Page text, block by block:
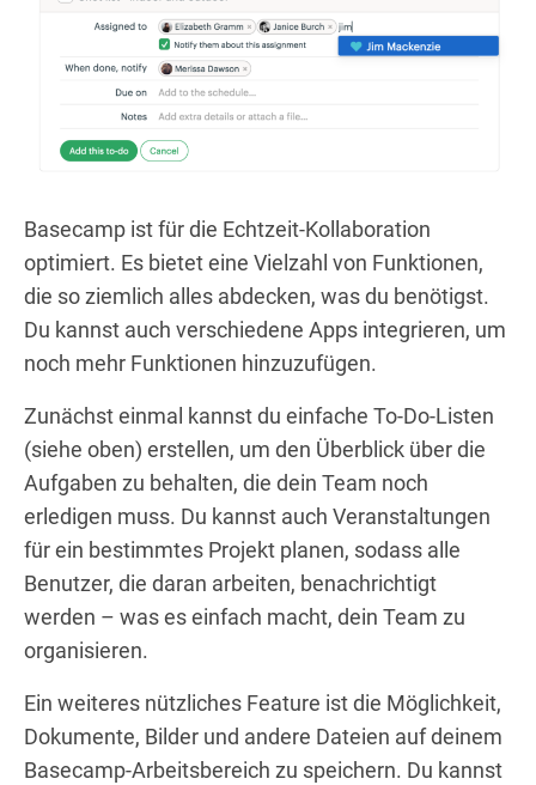
Basecamp ist für die Echtzeit-Kollaboration
optimiert. Es bietet eine Vielzahl von Funktionen,
die so ziemlich alles abdecken, was du benötigst.
Du kannst auch verschiedene Apps integrieren, um
noch mehr Funktionen hinzuzufügen.
Zunächst einmal kannst du einfache To-Do-Listen
(siehe oben) erstellen, um den Überblick über die
Aufgaben zu behalten, die dein Team noch
erledigen muss. Du kannst auch Veranstaltungen
für ein bestimmtes Projekt planen, sodass alle
Benutzer, die daran arbeiten, benachrichtigt
werden – was es einfach macht, dein Team zu
organisieren.
Ein weiteres nützliches Feature ist die Möglichkeit,
Dokumente, Bilder und andere Dateien auf deinem
Basecamp-Arbeitsbereich zu speichern. Du kannst